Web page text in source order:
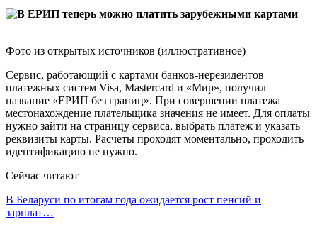
Фото из открытых источников (иллюстративное)
Сервис, работающий с картами банков-нерезидентов
платежных систем Visa, Mastercard и «Мир», получил
название «ЕРИП без границ». При совершении платежа
местонахождение плательщика значения не имеет. Для оплаты
нужно зайти на страницу сервиса, выбрать платеж и указать
реквизиты карты. Расчеты проходят моментально, проходить
идентификацию не нужно.
Сейчас читают
В Беларуси по итогам года ожидается рост пенсий и
зарплат…